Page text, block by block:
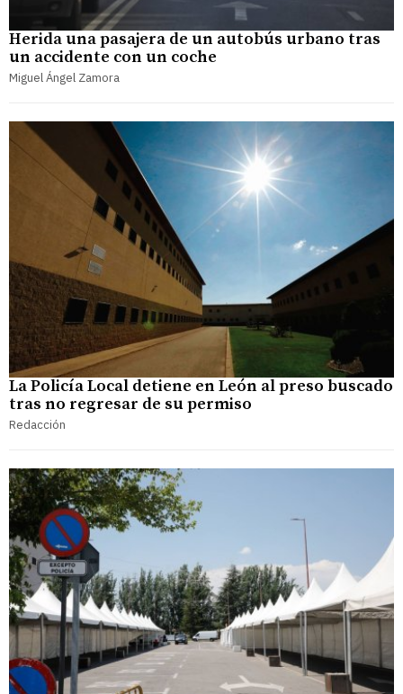
Herida una pasajera de un autobús urbano tras
un accidente con un coche
Miguel Ángel Zamora
La Policía Local detiene en León al preso buscado
tras no regresar de su permiso
Redacción